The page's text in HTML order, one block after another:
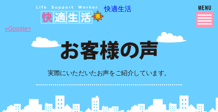
快適生活
実際にいただいたお声をご紹介しています。
»Google+